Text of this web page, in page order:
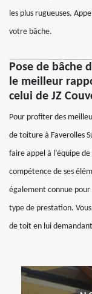
les plus rugueuses.
votre bâche.
Pose de bâche
le meilleur
celui de JZ
Pour profiter des
de toiture à Faverolles
faire appel à l’équipe
compétence de ses
également connue
type de prestation.
de toit en lui